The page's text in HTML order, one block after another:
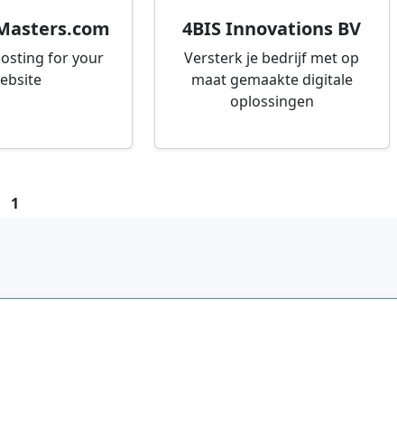
for your
4BIS Innovations BV
Versterk je bedrijf met op
maat gemaakte digitale
oplossingen
1